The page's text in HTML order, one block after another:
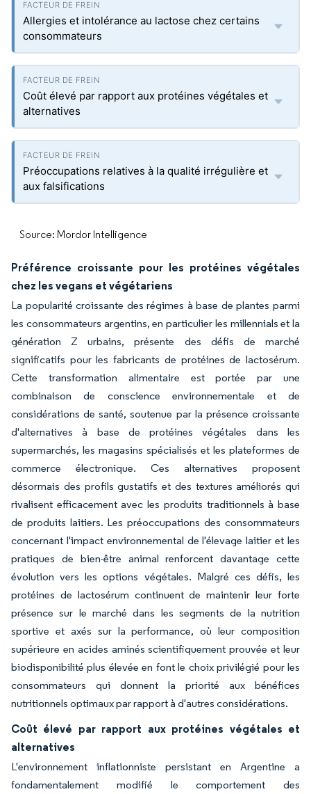
Allergies et intolérance au lactose chez certains
consommateurs
Coût élevé par rapport aux protéines végétales et
alternatives
Préoccupations relatives à la qualité irrégulière et
aux falsifications
Source: Mordor Intelligence
Préférence croissante pour les protéines végétales
chez les vegans et végétariens
La popularité croissante des régimes à base de plantes parmi
les consommateurs argentins, en particulier les millennials et la
génération Z urbains, présente des défis de marché
significatifs pour les fabricants de protéines de lactosérum.
Cette transformation alimentaire est portée par une
combinaison de conscience environnementale et de
considérations de santé, soutenue par la présence croissante
d'alternatives à base de protéines végétales dans les
supermarchés, les magasins spécialisés et les plateformes de
commerce électronique. Ces alternatives proposent
désormais des profils gustatifs et des textures améliorés qui
rivalisent efficacement avec les produits traditionnels à base
de produits laitiers. Les préoccupations des consommateurs
concernant l'impact environnemental de l'élevage laitier et les
pratiques de bien-être animal renforcent davantage cette
évolution vers les options végétales. Malgré ces défis, les
protéines de lactosérum continuent de maintenir leur forte
présence sur le marché dans les segments de la nutrition
sportive et axés sur la performance, où leur composition
supérieure en acides aminés scientifiquement prouvée et leur
biodisponibilité plus élevée en font le choix privilégié pour les
consommateurs qui donnent la priorité aux bénéfices
nutritionnels optimaux par rapport à d'autres considérations.
Coût élevé par rapport aux protéines végétales et
alternatives
L'environnement inflationniste persistant en Argentine a
fondamentalement modifié le comportement des